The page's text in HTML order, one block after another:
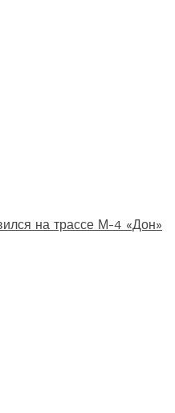
на трассе М-4 «Дон»